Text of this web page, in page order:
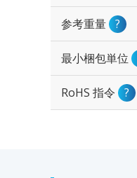
参考重量 ?
最小梱包単位
RoHS 指令 ?